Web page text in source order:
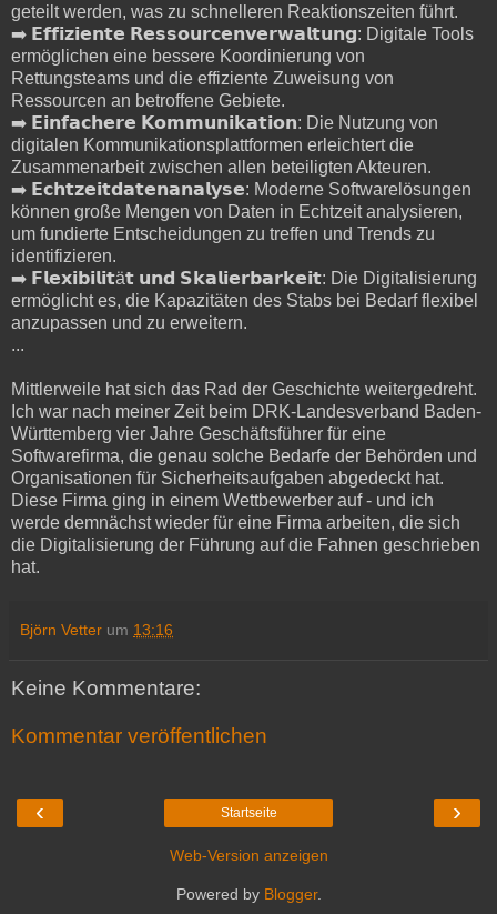
geteilt werden, was zu schnelleren Reaktionszeiten führt.
➡️ 𝗘𝗳𝗳𝗶𝘇𝗶𝗲𝗻𝘁𝗲 𝗥𝗲𝘀𝘀𝗼𝘂𝗿𝗰𝗲𝗻𝘃𝗲𝗿𝘄𝗮𝗹𝘁𝘂𝗻𝗴: Digitale Tools
ermöglichen eine bessere Koordinierung von
Rettungsteams und die effiziente Zuweisung von
Ressourcen an betroffene Gebiete.
➡️ 𝗘𝗶𝗻𝗳𝗮𝗰𝗵𝗲𝗿𝗲 𝗞𝗼𝗺𝗺𝘂𝗻𝗶𝗸𝗮𝘁𝗶𝗼𝗻: Die Nutzung von
digitalen Kommunikationsplattformen erleichtert die
Zusammenarbeit zwischen allen beteiligten Akteuren.
➡️ 𝗘𝗰𝗵𝘁𝘇𝗲𝗶𝘁𝗱𝗮𝘁𝗲𝗻𝗮𝗻𝗮𝗹𝘆𝘀𝗲: Moderne Softwarelösungen
können große Mengen von Daten in Echtzeit analysieren,
um fundierte Entscheidungen zu treffen und Trends zu
identifizieren.
➡️ 𝗙𝗹𝗲𝘅𝗶𝗯𝗶𝗹𝗶𝘁ä𝘁 𝘂𝗻𝗱 𝗦𝗸𝗮𝗹𝗶𝗲𝗿𝗯𝗮𝗿𝗸𝗲𝗶𝘁: Die Digitalisierung
ermöglicht es, die Kapazitäten des Stabs bei Bedarf flexibel
anzupassen und zu erweitern.
...
Mittlerweile hat sich das Rad der Geschichte weitergedreht.
Ich war nach meiner Zeit beim DRK-Landesverband Baden-
Württemberg vier Jahre Geschäftsführer für eine
Softwarefirma, die genau solche Bedarfe der Behörden und
Organisationen für Sicherheitsaufgaben abgedeckt hat.
Diese Firma ging in einem Wettbewerber auf - und ich
werde demnächst wieder für eine Firma arbeiten, die sich
die Digitalisierung der Führung auf die Fahnen geschrieben
hat.
Björn Vetter um 13:16
Keine Kommentare:
Kommentar veröffentlichen
‹ ›
Startseite
Web-Version anzeigen
Powered by Blogger.